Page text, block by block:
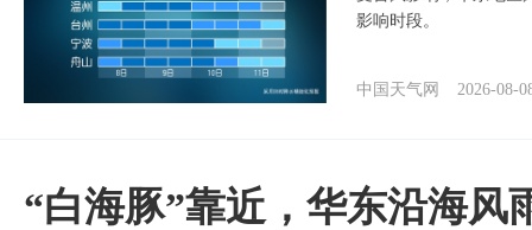
影响时段。
中国天气网 2026-08-
“白海豚”靠近，华东沿海风